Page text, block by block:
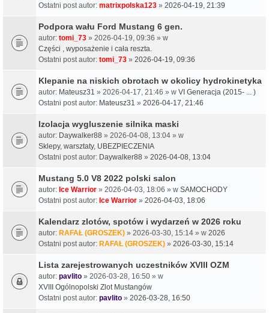
Ostatni post autor: matrixpolska123 » 2026-04-19, 21:39
Podpora wału Ford Mustang 6 gen.
autor: tomi_73 » 2026-04-19, 09:36 » w
Części , wyposażenie i cała reszta.
Ostatni post autor: tomi_73 » 2026-04-19, 09:36
Klepanie na niskich obrotach w okolicy hydrokinetyka
autor: Mateusz31 » 2026-04-17, 21:46 » w VI Generacja (2015- ... )
Ostatni post autor: Mateusz31 » 2026-04-17, 21:46
Izolacja wygluszenie silnika maski
autor: Daywalker88 » 2026-04-08, 13:04 » w
Sklepy, warsztaty, UBEZPIECZENIA
Ostatni post autor: Daywalker88 » 2026-04-08, 13:04
Mustang 5.0 V8 2022 polski salon
autor: Ice Warrior » 2026-04-03, 18:06 » w SAMOCHODY
Ostatni post autor: Ice Warrior » 2026-04-03, 18:06
Kalendarz zlotów, spotów i wydarzeń w 2026 roku
autor: RAFAŁ (GROSZEK) » 2026-03-30, 15:14 » w 2026
Ostatni post autor: RAFAŁ (GROSZEK) » 2026-03-30, 15:14
Lista zarejestrowanych uczestników XVIII OZM
autor: pavlito » 2026-03-28, 16:50 » w
XVIII Ogólnopolski Zlot Mustangów
Ostatni post autor: pavlito » 2026-03-28, 16:50